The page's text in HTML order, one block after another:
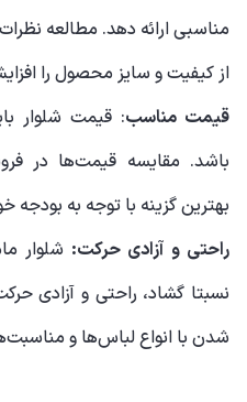
مناسبی ارائه دهد. مطالعه
از کیفیت و سایز محصول را
قیمت مناسب: قیمت شلوار
باشد. مقایسه قیمت‌ها در
بهترین گزینه با توجه به بودجه
راحتی و آزادی حرکت: شلوار
نسبتا گشاد، راحتی و آزادی
شدن با انواع لباس‌ها و